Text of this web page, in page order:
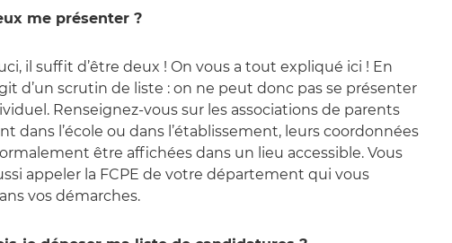
me présenter ?
il suffit d’être deux ! On vous a tout expliqué ici ! En
d’un scrutin de liste : on ne peut donc pas se présenter
Renseignez-vous sur les associations de parents
dans l’école ou dans l’établissement, leurs coordonnées
être affichées dans un lieu accessible. Vous
appeler la FCPE de votre département qui vous
vos démarches.